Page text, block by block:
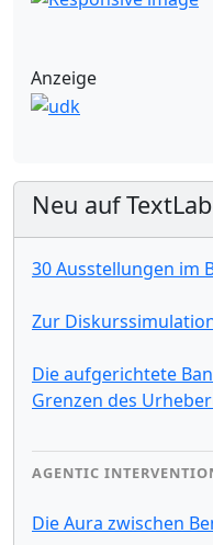
Anzeige
Neu auf TextLab
30 Ausstellungen im
Zur
Die aufgerichtete
Grenzen des
AGENTIC
Die Aura zwischen